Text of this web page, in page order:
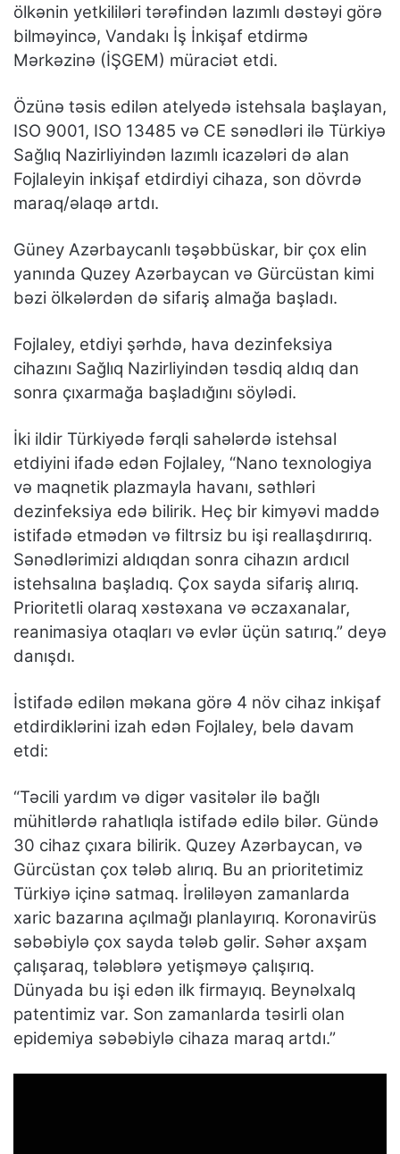
ölkənin yetkililəri tərəfindən lazımlı dəstəyi görə
bilməyincə, Vandakı İş İnkişaf etdirmə
Mərkəzinə (İŞGEM) müraciət etdi.
Özünə təsis edilən atelyedə istehsala başlayan,
ISO 9001, ISO 13485 və CE sənədləri ilə Türkiyə
Sağlıq Nazirliyindən lazımlı icazələri də alan
Fojlaleyin inkişaf etdirdiyi cihaza, son dövrdə
maraq/əlaqə artdı.
Güney Azərbaycanlı təşəbbüskar, bir çox elin
yanında Quzey Azərbaycan və Gürcüstan kimi
bəzi ölkələrdən də sifariş almağa başladı.
Fojlaley, etdiyi şərhdə, hava dezinfeksiya
cihazını Sağlıq Nazirliyindən təsdiq aldıq dan
sonra çıxarmağa başladığını söylədi.
İki ildir Türkiyədə fərqli sahələrdə istehsal
etdiyini ifadə edən Fojlaley, “Nano texnologiya
və maqnetik plazmayla havanı, səthləri
dezinfeksiya edə bilirik. Heç bir kimyəvi maddə
istifadə etmədən və filtrsiz bu işi reallaşdırırıq.
Sənədlərimizi aldıqdan sonra cihazın ardıcıl
istehsalına başladıq. Çox sayda sifariş alırıq.
Prioritetli olaraq xəstəxana və əczaxanalar,
reanimasiya otaqları və evlər üçün satırıq.” deyə
danışdı.
İstifadə edilən məkana görə 4 növ cihaz inkişaf
etdirdiklərini izah edən Fojlaley, belə davam
etdi:
“Təcili yardım və digər vasitələr ilə bağlı
mühitlərdə rahatlıqla istifadə edilə bilər. Gündə
30 cihaz çıxara bilirik. Quzey Azərbaycan, və
Gürcüstan çox tələb alırıq. Bu an prioritetimiz
Türkiyə içinə satmaq. İrəliləyən zamanlarda
xaric bazarına açılmağı planlayırıq. Koronavirüs
səbəbiylə çox sayda tələb gəlir. Səhər axşam
çalışaraq, tələblərə yetişməyə çalışırıq.
Dünyada bu işi edən ilk firmayıq. Beynəlxalq
patentimiz var. Son zamanlarda təsirli olan
epidemiya səbəbiylə cihaza maraq artdı.”